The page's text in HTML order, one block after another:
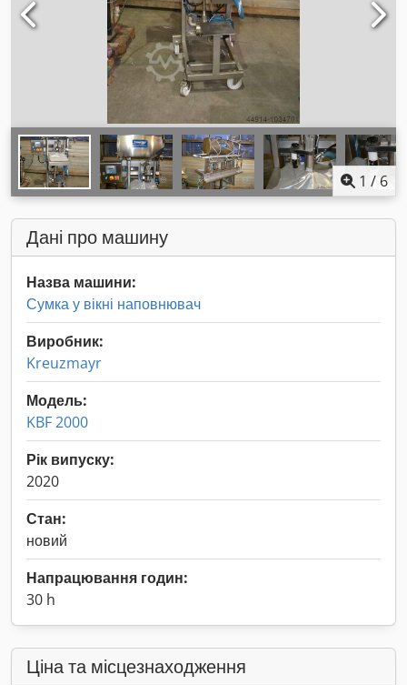
1 / 6
Дані про машину
Назва машини:
Сумка у вікні наповнювач
Виробник:
Kreuzmayr
Модель:
KBF 2000
Рік випуску:
2020
Стан:
новий
Напрацювання годин:
30 h
Ціна та місцезнаходження